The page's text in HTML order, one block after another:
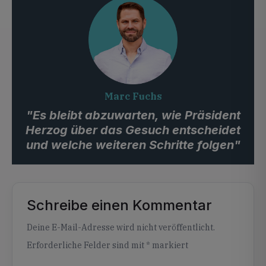
Marc Fuchs
"Es bleibt abzuwarten, wie Präsident
Herzog über das Gesuch entscheidet
und welche weiteren Schritte folgen"
Schreibe einen Kommentar
Deine E-Mail-Adresse wird nicht veröffentlicht.
Erforderliche Felder sind mit * markiert
Alternative: